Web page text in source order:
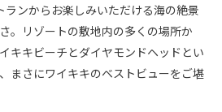
ランからお楽しみいただける海の絶景
。リゾートの敷地内の多くの場所か
キキビーチとダイヤモンドヘッドとい
まさにワイキキのベストビューをご堪